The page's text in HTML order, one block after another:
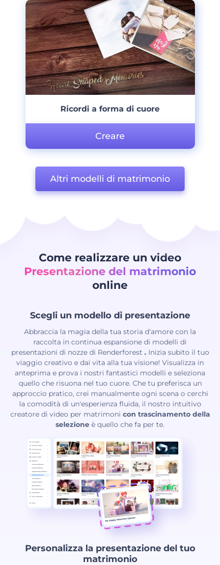
Ricordi a forma di cuore
Creare
Altri modelli di matrimonio
Come realizzare un video
Presentazione del matrimonio
online
Scegli un modello di presentazione
Abbraccia la magia della tua storia d'amore con la
raccolta in continua espansione di modelli di
presentazioni di nozze di Renderforest . Inizia subito il tuo
viaggio creativo e dai vita alla tua visione! Visualizza in
anteprima e prova i nostri fantastici modelli e seleziona
quello che risuona nel tuo cuore. Che tu preferisca un
approccio pratico, crei manualmente ogni scena o cerchi
la comodità di un'esperienza fluida, il nostro intuitivo
creatore di video per matrimoni con trascinamento della
selezione è quello che fa per te.
Personalizza la presentazione del tuo
matrimonio